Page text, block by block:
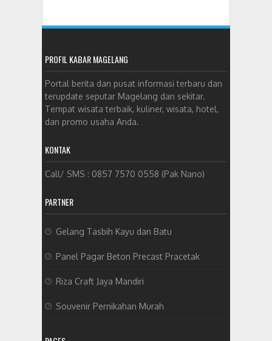
PROFIL KABAR MAGELANG
Portal berita dan pusat informasi terbaru dan
terupdate seputar Magelang dan sekitar.
Tempat wisata terbaik, kuliner, wisata, hotel,
dan promo usaha Anda.
KONTAK
Call/ SMS : 0857 7570 0558 (Pak Nano)
PARTNER
Gelang Tasbih Kayu dan Batu
Panel Pagar Beton Precast Pracetak
Riza Craft Jaya Mandiri
Souvenir Pernikahan Murah